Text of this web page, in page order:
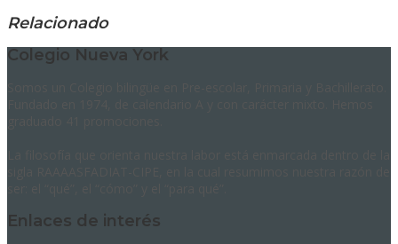
Relacionado
Colegio Nueva York
Enlaces de interés